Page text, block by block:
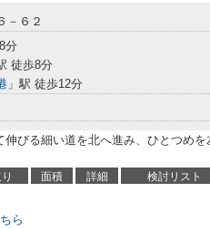
－６２
分
徒歩8分
」駅 徒歩12分
びる細い道を北へ進み、ひとつめを
面積 詳細 検討リスト
ら